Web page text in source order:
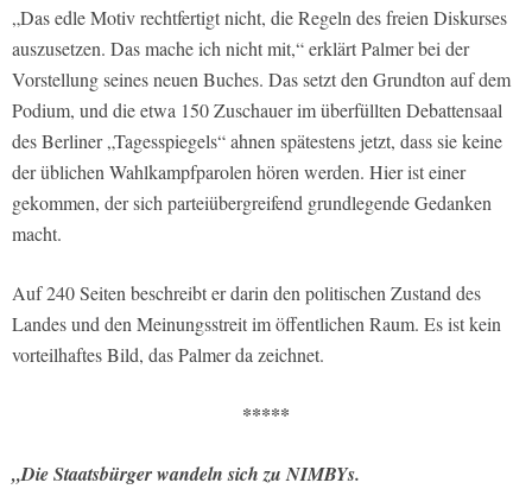
„Das edle Motiv rechtfertigt nicht, die Regeln des freien Diskurses
auszusetzen. Das mache ich nicht mit,“ erklärt Palmer bei der
Vorstellung seines neuen Buches. Das setzt den Grundton auf dem
Podium, und die etwa 150 Zuschauer im überfüllten Debattensaal
des Berliner „Tagesspiegels“ ahnen spätestens jetzt, dass sie keine
der üblichen Wahlkampfparolen hören werden. Hier ist einer
gekommen, der sich parteiübergreifend grundlegende Gedanken
macht.
Auf 240 Seiten beschreibt er darin den politischen Zustand des
Landes und den Meinungsstreit im öffentlichen Raum. Es ist kein
vorteilhaftes Bild, das Palmer da zeichnet.
*****
„Die Staatsbürger wandeln sich zu NIMBYs.